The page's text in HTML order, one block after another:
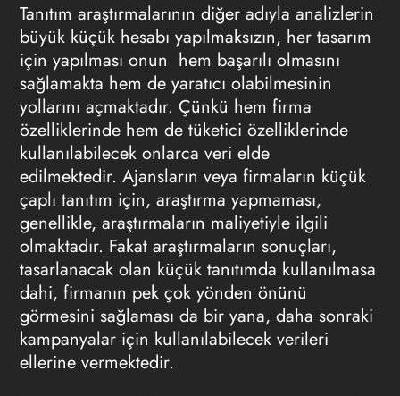
Tanıtım araştırmalarının diğer adıyla analizlerin
büyük küçük hesabı yapılmaksızın, her tasarım
için yapılması onun hem başarılı olmasını
sağlamakta hem de yaratıcı olabilmesinin
yollarını açmaktadır. Çünkü hem firma
özelliklerinde hem de tüketici özelliklerinde
kullanılabilecek onlarca veri elde
edilmektedir. Ajansların veya firmaların küçük
çaplı tanıtım için, araştırma yapmaması,
genellikle, araştırmaların maliyetiyle ilgili
olmaktadır. Fakat araştırmaların sonuçları,
tasarlanacak olan küçük tanıtımda kullanılmasa
dahi, firmanın pek çok yönden önünü
görmesini sağlaması da bir yana, daha sonraki
kampanyalar için kullanılabilecek verileri
ellerine vermektedir.